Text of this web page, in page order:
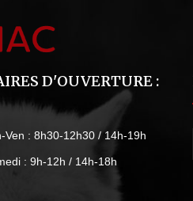
D'OUVERTURE :
Ven : 8h30-12h30 / 14h-19h
: 9h-12h / 14h-18h